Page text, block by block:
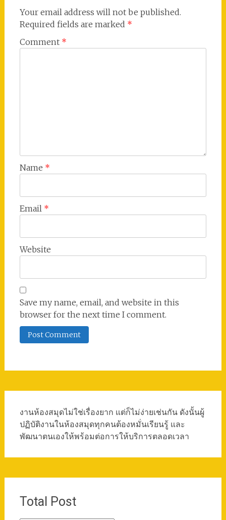
Your email address will not be published.
Required fields are marked *
Comment *
Name *
Email *
Website
Save my name, email, and website in this
browser for the next time I comment.
งานห้องสมุดไม่ใช่เรื่องยาก แต่ก็ไม่ง่ายเช่นกัน ดังนั้นผู้
ปฏิบัติงานในห้องสมุดทุกคนต้องหมั่นเรียนรู้ และ
พัฒนาตนเองให้พร้อมต่อการให้บริการตลอดเวลา
Total Post